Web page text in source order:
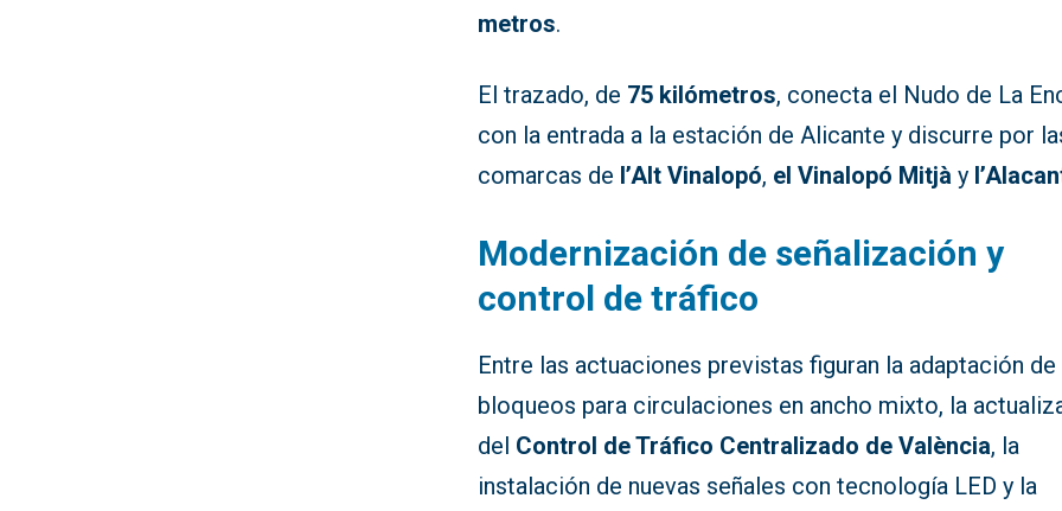
metros.
El trazado, de 75 kilómetros, conecta el Nudo de La
con la entrada a la estación de Alicante y discurre por
comarcas de l’Alt Vinalopó, el Vinalopó Mitjà y
Modernización de señalización y
control de tráfico
Entre las actuaciones previstas figuran la adaptación de
bloqueos para circulaciones en ancho mixto, la
del Control de Tráfico Centralizado de València, la
instalación de nuevas señales con tecnología LED y la